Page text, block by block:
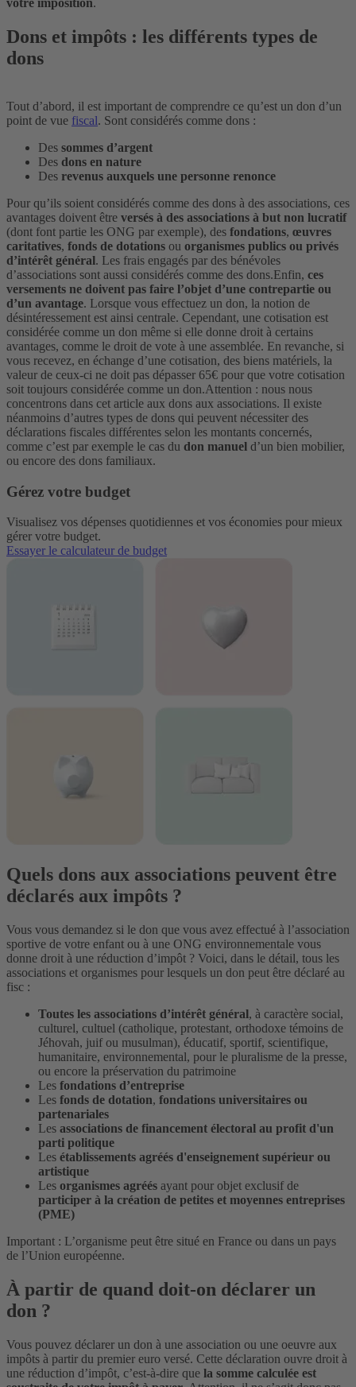
votre imposition.
Dons et impôts : les différents types de
dons
Tout d’abord, il est important de comprendre ce qu’est un don d’un
point de vue fiscal. Sont considérés comme dons :
Des sommes d’argent
Des dons en nature
Des revenus auxquels une personne renonce
Pour qu’ils soient considérés comme des dons à des associations, ces
avantages doivent être versés à des associations à but non lucratif
(dont font partie les ONG par exemple), des fondations, œuvres
caritatives, fonds de dotations ou organismes publics ou privés
d’intérêt général. Les frais engagés par des bénévoles
d’associations sont aussi considérés comme des dons.Enfin, ces
versements ne doivent pas faire l’objet d’une contrepartie ou
d’un avantage. Lorsque vous effectuez un don, la notion de
désintéressement est ainsi centrale. Cependant, une cotisation est
considérée comme un don même si elle donne droit à certains
avantages, comme le droit de vote à une assemblée. En revanche, si
vous recevez, en échange d’une cotisation, des biens matériels, la
valeur de ceux-ci ne doit pas dépasser 65€ pour que votre cotisation
soit toujours considérée comme un don.Attention : nous nous
concentrons dans cet article aux dons aux associations. Il existe
néanmoins d’autres types de dons qui peuvent nécessiter des
déclarations fiscales différentes selon les montants concernés,
comme c’est par exemple le cas du don manuel d’un bien mobilier,
ou encore des dons familiaux.
Gérez votre budget
Visualisez vos dépenses quotidiennes et vos économies pour mieux
gérer votre budget.
Essayer le calculateur de budget
Quels dons aux associations peuvent être
déclarés aux impôts ?
Vous vous demandez si le don que vous avez effectué à l’association
sportive de votre enfant ou à une ONG environnementale vous
donne droit à une réduction d’impôt ? Voici, dans le détail, tous les
associations et organismes pour lesquels un don peut être déclaré au
fisc :
Toutes les associations d’intérêt général, à caractère social,
culturel, cultuel (catholique, protestant, orthodoxe témoins de
Jéhovah, juif ou musulman), éducatif, sportif, scientifique,
humanitaire, environnemental, pour le pluralisme de la presse,
ou encore la préservation du patrimoine
Les fondations d’entreprise
Les fonds de dotation, fondations universitaires ou
partenariales
Les associations de financement électoral au profit d'un
parti politique
Les établissements agréés d'enseignement supérieur ou
artistique
Les organismes agréés ayant pour objet exclusif de
participer à la création de petites et moyennes entreprises
(PME)
Important : L’organisme peut être situé en France ou dans un pays
de l’Union européenne.
À partir de quand doit-on déclarer un
don ?
Vous pouvez déclarer un don à une association ou une oeuvre aux
impôts à partir du premier euro versé. Cette déclaration ouvre droit à
une réduction d’impôt, c’est-à-dire que la somme calculée est